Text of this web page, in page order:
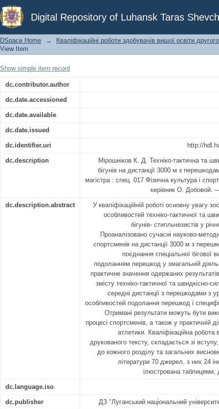
Digital Repository of Luhansk Taras
Техніко-тактична та швидкісно-
з перешкодами
DSpace Home →
Кваліфікаційні роботи здобувачів вищої освіти
View Item
Show simple item record
dc.contributor.author
dc.date.accessioned
dc.date.available
dc.date.issued
dc.identifier.uri http://
dc.description
Мірошніков К. Д. Техніко-тактична та
бігунів на дистанції 3000 м з
магістра : спец. 017 Фізична культура і
керівник О.
dc.description.abstract
У кваліфікаційній роботі основну увагу
особливостей техніко-тактичної та
бігунів- стипльчезистів у
Проаналізовано сучасні науково-
спортсменів на дистанції 3000 м з
поєднання спеціальної бігової
подоланням перешкод у змагальній
практичне значення одержаних
змісту техніко-тактичної та швидкісно-
середні дистанції з перешкодами з
особливостей подолання перешкод і
Отримані результати можуть бути
процесі спортсменів, а також у практичній
атлетики. Кваліфікаційна робота
друкованого тексту, складається зі
до кожного розділу та загальних
літератури 70 джерел, з них 24
ілюстрована таблицями,
dc.language.iso
dc.publisher ДЗ "Луганський національний